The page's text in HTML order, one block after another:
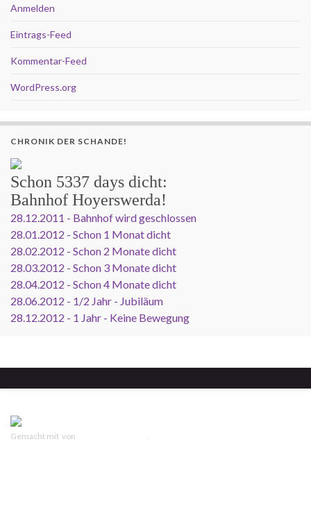
Anmelden
Eintrags-Feed
Kommentar-Feed
WordPress.org
CHRONIK DER SCHANDE!
Schon 5337 days dicht:
Bahnhof Hoyerswerda!
28.12.2011 - Bahnhof wird geschlossen
28.01.2012 - Schon 1 Monat dicht
28.02.2012 - Schon 2 Monate dicht
28.03.2012 - Schon 3 Monate dicht
28.04.2012 - Schon 4 Monate dicht
28.06.2012 - 1/2 Jahr - Jubiläum
28.12.2012 - 1 Jahr - Keine Bewegung
Gemacht mit von .